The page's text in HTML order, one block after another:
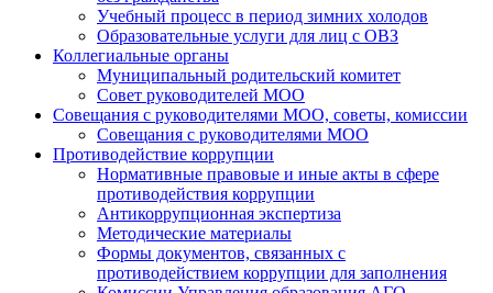
Учебный процесс в период зимних холодов
Образовательные услуги для лиц с ОВЗ
Коллегиальные органы
Муниципальный родительский комитет
Совет руководителей МОО
Совещания с руководителями МОО, советы, комиссии
Совещания с руководителями МОО
Противодействие коррупции
Нормативные правовые и иные акты в сфере
противодействия коррупции
Антикоррупционная экспертиза
Методические материалы
Формы документов, связанных с
противодействием коррупции для заполнения